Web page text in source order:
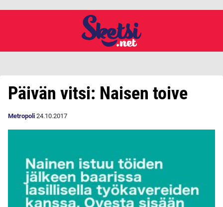
Päivän vitsi: Naisen toive
Metropoli 24.10.2017